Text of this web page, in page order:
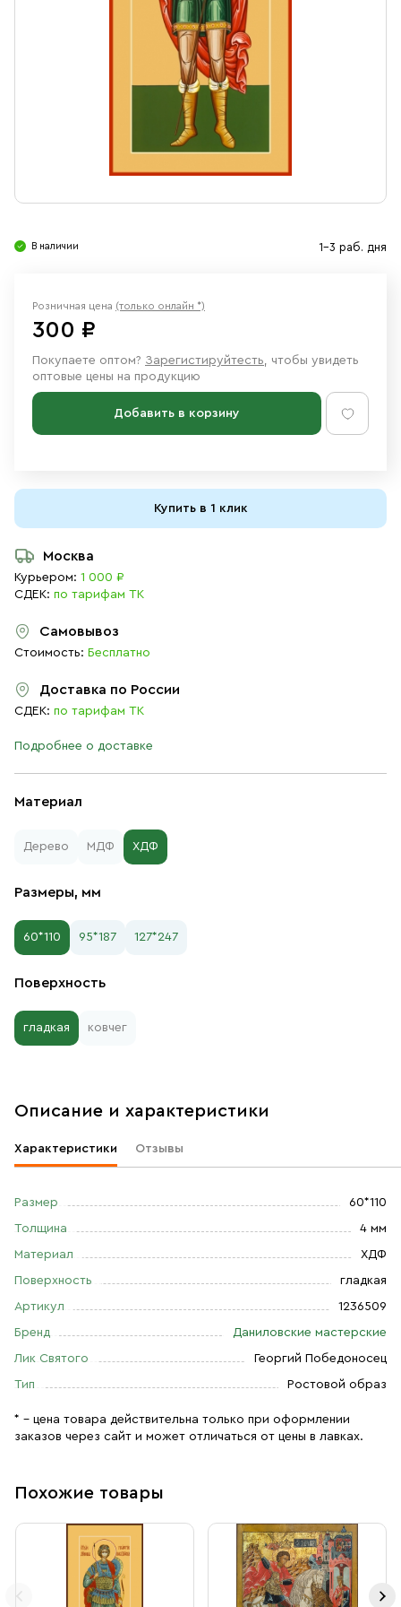
В наличии 1-3 раб. дня
Материал
Дерево МДФ ХДФ
Размеры, мм
60*110 95*187 127*247
Поверхность
гладкая ковчег
Розничная цена (только онлайн *)
300 ₽
Покупаете оптом? Зарегистируйтесть, чтобы увидеть
оптовые цены на продукцию
Добавить в корзину
Купить в 1 клик
Москва
Курьером: 1 000 ₽
СДЕК: по тарифам ТК
Самовывоз
Стоимость: Бесплатно
Доставка по России
СДЕК: по тарифам ТК
Подробнее о доставке
Описание и характеристики
Характеристики Отзывы
Размер 60*110
Толщина 4 мм
Материал ХДФ
Поверхность гладкая
Артикул 1236509
Бренд Даниловские мастерские
Лик Святого Георгий Победоносец
Тип Ростовой образ
* – цена товара действительна только при оформлении
заказов через сайт и может отличаться от цены в лавках.
Похожие товары